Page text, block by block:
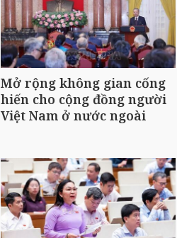
Mở rộng không gian cống
hiến cho cộng đồng người
Việt Nam ở nước ngoài